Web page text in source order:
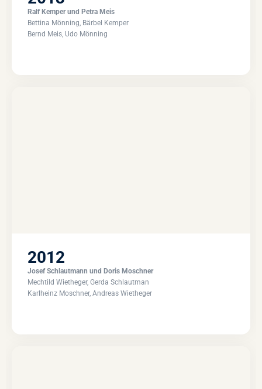
Ralf Kemper und Petra Meis
Bettina Mönning, Bärbel Kemper
Bernd Meis, Udo Mönning
2012
Josef Schlautmann und Doris Moschner
Mechtild Wietheger, Gerda Schlautman
Karlheinz Moschner, Andreas Wietheger